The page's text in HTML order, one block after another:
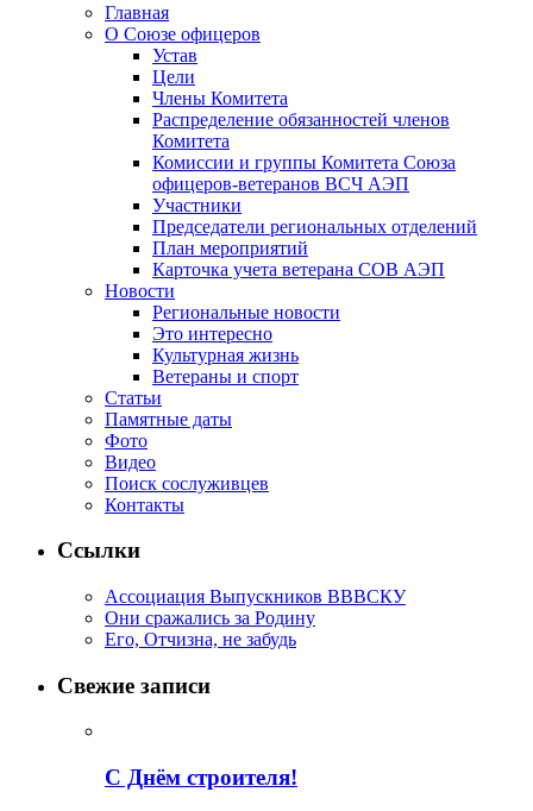
Главная
О Союзе офицеров
Устав
Цели
Члены Комитета
Распределение обязанностей членов
Комитета
Комиссии и группы Комитета Союза
офицеров-ветеранов ВСЧ АЭП
Участники
Председатели региональных отделений
План мероприятий
Карточка учета ветерана CОВ АЭП
Новости
Региональные новости
Это интересно
Культурная жизнь
Ветераны и спорт
Статьи
Памятные даты
Фото
Видео
Поиск сослуживцев
Контакты
Ссылки
Ассоциация Выпускников ВВВСКУ
Они сражались за Родину
Его, Отчизна, не забудь
Свежие записи
С Днём строителя!